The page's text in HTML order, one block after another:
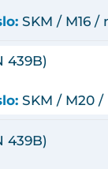
SKM / M16 /
439B)
SKM / M20
439B)